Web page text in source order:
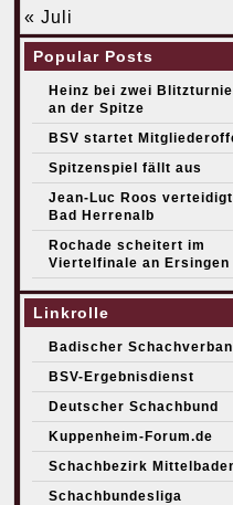
« Juli
Popular Posts
Heinz bei zwei
an der Spitze
BSV startet
Spitzenspiel fällt aus
Jean-Luc Roos
Bad Herrenalb
Rochade scheitert im
Viertelfinale an Ersingen
Linkrolle
Badischer
BSV-Ergebnisdienst
Deutscher Schachbund
Kuppenheim-Forum.de
Schachbezirk
Schachbundesliga